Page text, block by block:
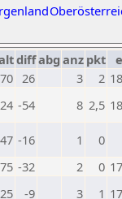
diffabg anz pkt
26 3 2
-54 8 2,5
-16 1
0
-32 2 0
-9 3 1